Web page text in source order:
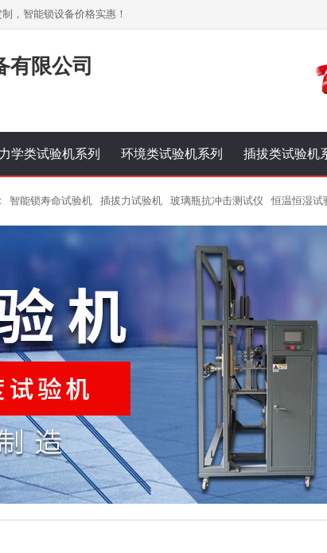
，智能锁设备价格实惠！
有限公司
力学类试验机系列 环境类试验机系列 插拔类试验机
智能锁寿命试验机 插拔力试验机 玻璃瓶抗冲击测试仪 恒温恒湿试